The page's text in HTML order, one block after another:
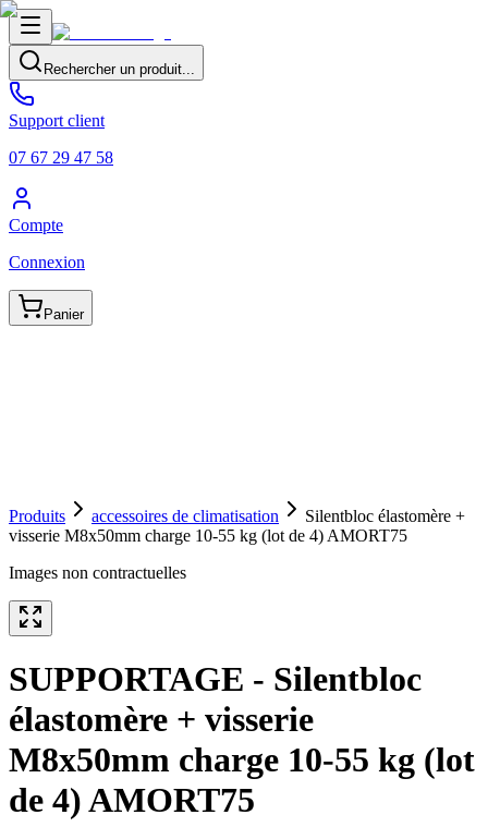
Rechercher un produit...
Support client
07 67 29 47 58
Compte
Connexion
Panier
Produits accessoires de climatisation
Silentbloc élastomère +
visserie M8x50mm charge 10-55 kg (lot de 4) AMORT75
Images non contractuelles
SUPPORTAGE - Silentbloc
élastomère + visserie
M8x50mm charge 10-55 kg (lot
de 4) AMORT75